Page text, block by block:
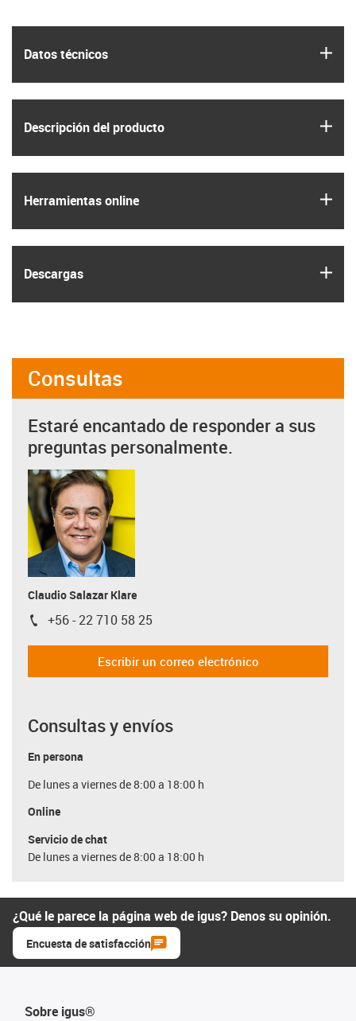
Datos técnicos
Descripción del producto
Herramientas online
Descargas
Consultas
Estaré encantado de responder a sus
preguntas personalmente.
Claudio Salazar Klare
igus-icon-phone
+56 - 22 710 58 25
Escribir un correo electrónico
Consultas y envíos
En persona
De lunes a viernes de 8:00 a 18:00 h
Online
Servicio de chat
De lunes a viernes de 8:00 a 18:00 h
¿Qué le parece la página web de igus? Denos su opinión.
Encuesta de satisfacción
Sobre igus®